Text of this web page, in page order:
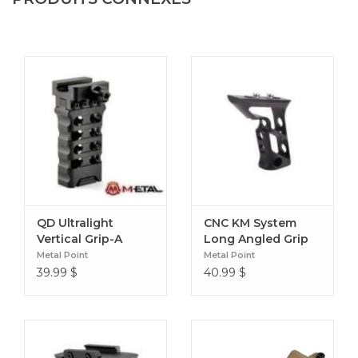
QD Ultralight
Vertical Grip-A
Modle
Metal Point
39.99 $
CNC KM System
Long Angled Grip
Metal Point
40.99 $